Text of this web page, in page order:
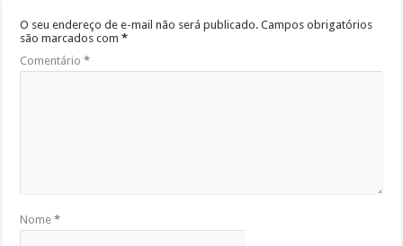
O seu endereço de e-mail não será publicado. Campos obrigatórios
são marcados com*
Comentário*
Nome*